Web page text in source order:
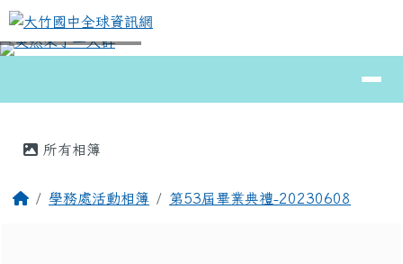
跳至主內容區
大竹國中全球資訊網
⏸
所有相簿
回首頁學務處活動相簿 第53屆畢業典禮-20230608